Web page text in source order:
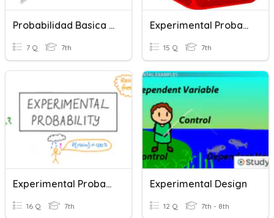
Probabilidad Basica Y Experimental
7 Q 7th
Experimental Probability
15 Q 7th
Experimental Probability
16 Q 7th
Experimental Design
12 Q 7th - 8th